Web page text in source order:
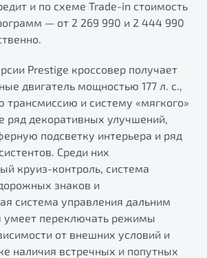
и по схеме Trade-in стоимость
— от 2 269 990 и 2 444 990
Prestige кроссовер получает
двигатель мощностью 177 л. с.,
трансмиссию и систему «мягкого»
ряд декоративных улучшений,
подсветку интерьера и ряд
Среди них
круиз-контроль, система
знаков и
система управления дальним
умеет переключать режимы
от внешних условий и
наличия встречных и попутных